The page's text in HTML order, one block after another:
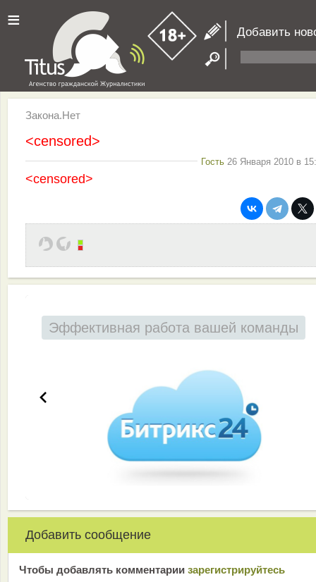
≡ Добавить
Закона.Нет
<censored>
Гость 26 Января 2010 в
<censored>
Эффективная работа вашей команды
Добавить сообщение
Чтобы добавлять комментарии зарeгиcтрирyйтeсь